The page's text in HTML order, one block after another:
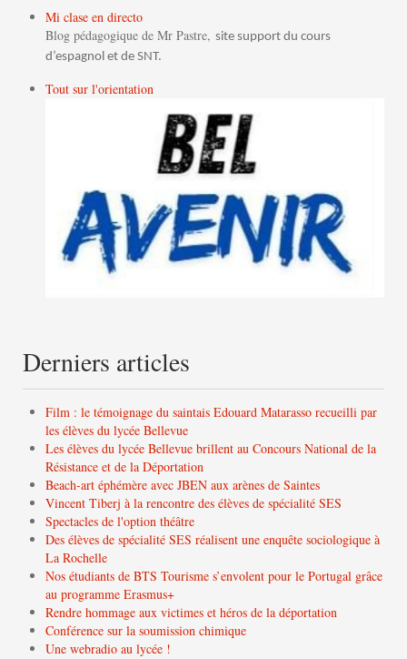
Mi clase en directo
Blog pédagogique de Mr Pastre, site support du cours
d’espagnol et de SNT.
Tout sur l'orientation
Derniers articles
Film : le témoignage du saintais Edouard Matarasso recueilli par
les élèves du lycée Bellevue
Les élèves du lycée Bellevue brillent au Concours National de la
Résistance et de la Déportation
Beach-art éphémère avec JBEN aux arènes de Saintes
Vincent Tiberj à la rencontre des élèves de spécialité SES
Spectacles de l'option théâtre
Des élèves de spécialité SES réalisent une enquête sociologique à
La Rochelle
Nos étudiants de BTS Tourisme s’envolent pour le Portugal grâce
au programme Erasmus+
Rendre hommage aux victimes et héros de la déportation
Conférence sur la soumission chimique
Une webradio au lycée !